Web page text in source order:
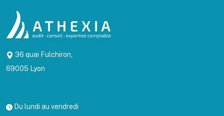
36 quai Fulchiron,
69005 Lyon
Du lundi au vendredi